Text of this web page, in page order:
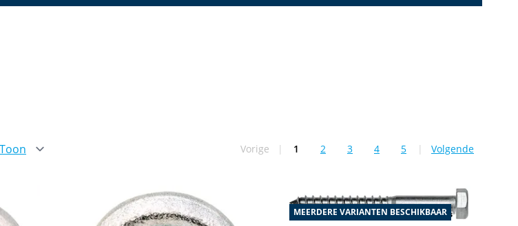
Vorige | U lees momenteel pagina
1 Pagina
2 Pagina
3 Pagina
4 Pagina
5 | Volgende
MEERDERE VARIANTEN BESCHIKBAAR